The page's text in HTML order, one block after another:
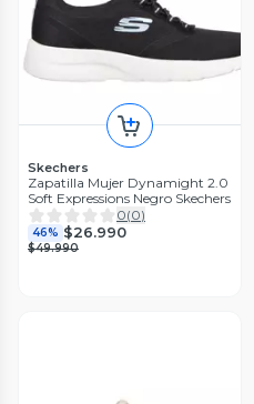
Skechers
Zapatilla Mujer Dynamight 2.0
Soft Expressions Negro Skechers
0(0)
46% $26.990
$49.990